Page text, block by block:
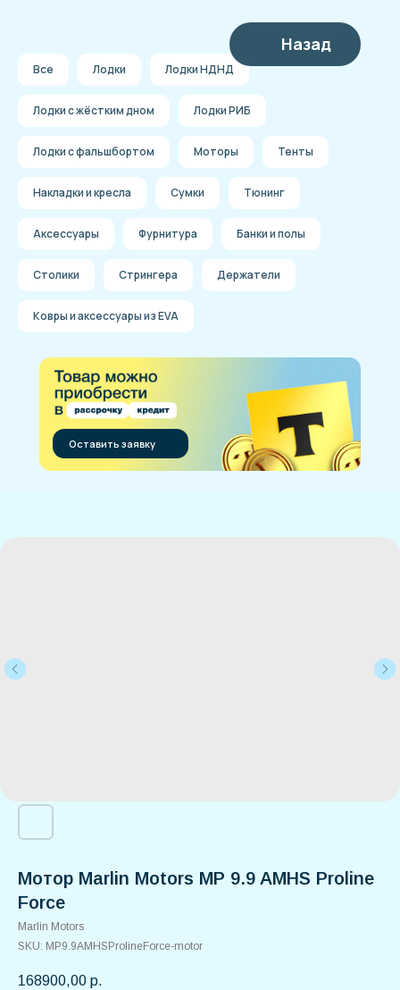
Назад
Все Лодки Лодки НДНД
Лодки с жёстким дном Лодки РИБ
Лодки с фальшбортом Моторы Тенты
Накладки и кресла Сумки Тюнинг
Аксессуары Фурнитура Банки и полы
Столики Стрингера Держатели
Ковры и аксессуары из EVA
Оставить заявку
Мотор Marlin Motors MP 9.9 AMHS Proline
Force
Marlin Motors
SKU: MP9.9AMHSProlineForce-motor
168900,00 р.